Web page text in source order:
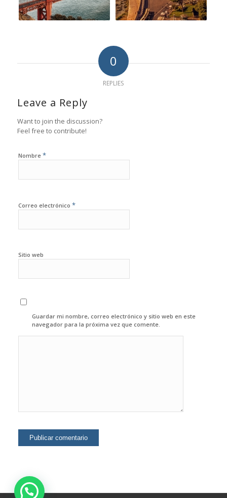
0
REPLIES
Leave a Reply
Want to join the discussion?
Feel free to contribute!
Nombre *
Correo electrónico *
Sitio web
Guardar mi nombre, correo electrónico y sitio web en este
navegador para la próxima vez que comente.